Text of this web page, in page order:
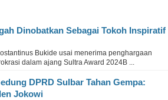
Dinobatkan Sebagai Tokoh Inspiratif
Bukide usai menerima penghargaan
dalam ajang Sultra Award 2024B ...
DPRD Sulbar Tahan Gempa:
Jokowi